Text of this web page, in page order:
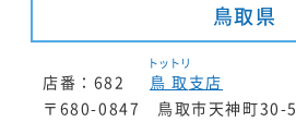
鳥取県
店番：682 鳥取
トットリ
支店
〒680-0847 鳥取市天神町30-5